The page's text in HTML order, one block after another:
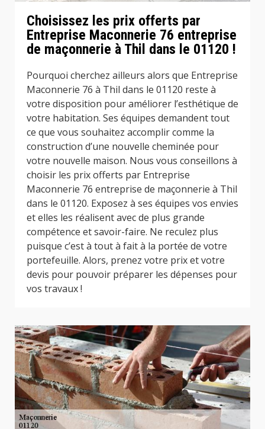
Choisissez les prix offerts par
Entreprise Maconnerie 76 entreprise
de maçonnerie à Thil dans le 01120 !
Pourquoi cherchez ailleurs alors que Entreprise
Maconnerie 76 à Thil dans le 01120 reste à
votre disposition pour améliorer l’esthétique de
votre habitation. Ses équipes demandent tout
ce que vous souhaitez accomplir comme la
construction d’une nouvelle cheminée pour
votre nouvelle maison. Nous vous conseillons à
choisir les prix offerts par Entreprise
Maconnerie 76 entreprise de maçonnerie à Thil
dans le 01120. Exposez à ses équipes vos envies
et elles les réalisent avec de plus grande
compétence et savoir-faire. Ne reculez plus
puisque c’est à tout à fait à la portée de votre
portefeuille. Alors, prenez votre prix et votre
devis pour pouvoir préparer les dépenses pour
vos travaux !